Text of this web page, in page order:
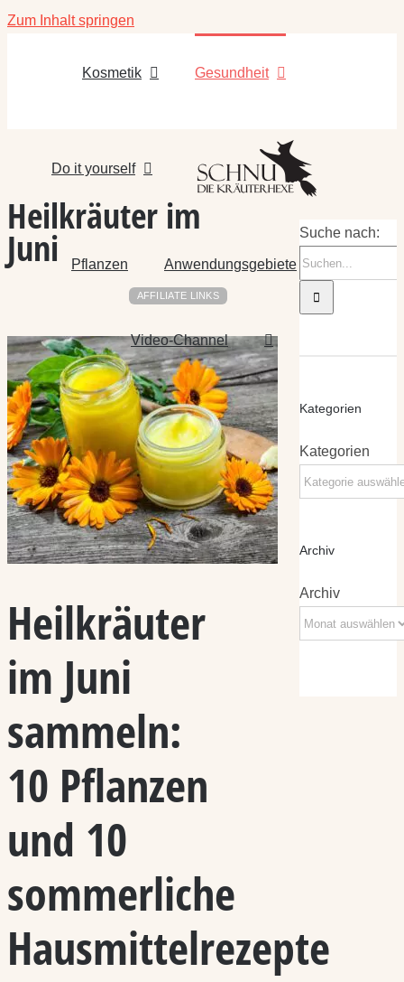
Zum Inhalt springen
Kosmetik Gesundheit
Do it yourself
Pflanzen Anwendungsgebiete
Video-Channel
Heilkräuter im
Juni
AFFILIATE LINKS
Heilkräuter
im Juni
sammeln:
10 Pflanzen
und 10
sommerliche
Hausmittelrezepte
Suche nach:
Kategorien
Kategorien
Archiv
Archiv